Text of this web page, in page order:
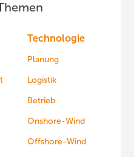
Technologie
Planung
Logistik
Betrieb
Onshore-Wind
Offshore-Wind